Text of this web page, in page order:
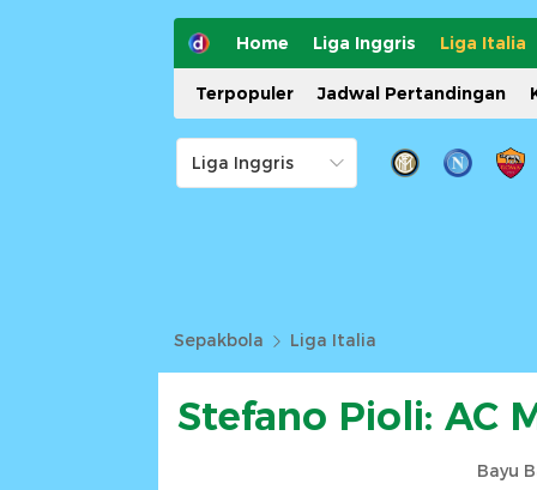
Home Liga Inggris Liga Italia
Terpopuler Jadwal Pertandingan
Sepakbola Liga Italia
Stefano Pioli: AC
Bayu